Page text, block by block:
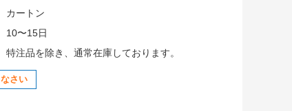
カートン
10〜15日
特注品を除き、通常在庫しております。
さい